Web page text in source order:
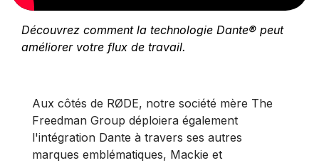
Découvrez comment la technologie Dante® peut
améliorer votre flux de travail.
Aux côtés de RØDE, notre société mère The
Freedman Group déploiera également
l'intégration Dante à travers ses autres
marques emblématiques, Mackie et